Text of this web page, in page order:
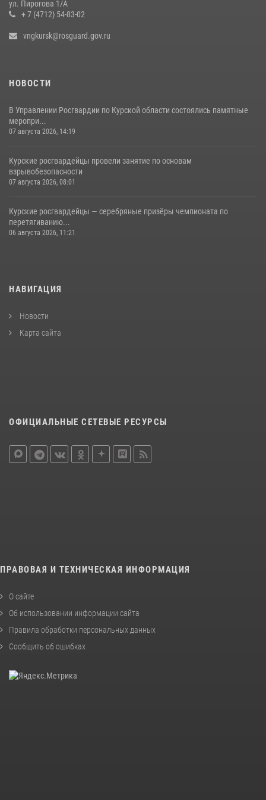
15 июля 2026, 10:00
ул. Пирогова 1/А
+ 7 (4712) 54-83-02
vngkursk@rosguard.gov.ru
НОВОСТИ
В Управлении Росгвардии по Курской области состоялись памятные
меропри...
07 августа 2026, 14:19
Курские росгвардейцы провели занятие по основам
взрывобезопасности
07 августа 2026, 08:01
Курские росгвардейцы — серебряные призёры чемпионата по
перетягиванию...
06 августа 2026, 11:21
НАВИГАЦИЯ
Новости
Карта сайта
ОФИЦИАЛЬНЫЕ СЕТЕВЫЕ РЕСУРСЫ
ПРАВОВАЯ И ТЕХНИЧЕСКАЯ ИНФОРМАЦИЯ
О сайте
Об использовании информации сайта
Правила обработки персональных данных
Сообщить об ошибках